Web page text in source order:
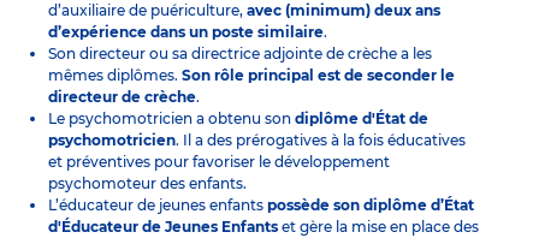
d’auxiliaire de puériculture, avec (minimum) deux ans
d’expérience dans un poste similaire.
Son directeur ou sa directrice adjointe de crèche a les
mêmes diplômes. Son rôle principal est de seconder le
directeur de crèche.
Le psychomotricien a obtenu son diplôme d'État de
psychomotricien. Il a des prérogatives à la fois éducatives
et préventives pour favoriser le développement
psychomoteur des enfants.
L’éducateur de jeunes enfants possède son diplôme d’État
d'Éducateur de Jeunes Enfants et gère la mise en place des